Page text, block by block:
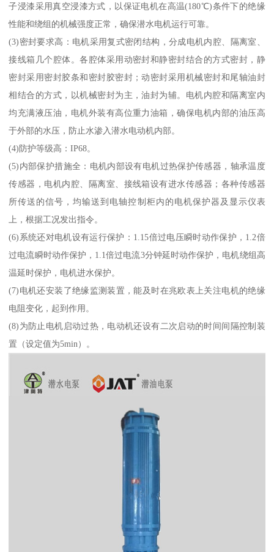
子浸漆采用真空浸漆方式，以保证电机在高温(180℃)条件下的绝缘
性能和绕组的机械强度正常，确保潜水电机运行可靠。
(3)密封要求高：电机采用复式密闭结构，分成电机内腔、隔离室、
接线箱几个腔体。各腔体采用动密封和静密封结合的方式密封，静
密封采用密封胶条和密封胶密封；动密封采用机械密封和尾轴油封
相结合的方式，以机械密封为主，油封为辅。电机内腔和隔离室内
均充满液压油，电机外装有高位重力油箱，确保电机内部的油压高
于外部的水压，防止水渗入潜水电动机内部。
(4)防护等级高：IP68。
(5)内部保护措施全：电机内部设有电机过热保护传感器，轴承温度
传感器，电机内腔、隔离室、接线箱设有进水传感器；各种传感器
所传送的信号，均输送到电轴控制柜内的电机保护器及显示仪表
上，根据工况发出指令。
(6)系统还对电机设有运行保护：1.15倍过电压瞬时动作保护，1.2倍
过电流瞬时动作保护，1.1倍过电流3分钟延时动作保护，电机绕组高
温延时保护，电机进水保护。
(7)电机还安装了绝缘监测装置，能及时在兆欧表上关注电机的绝缘
电阻变化，起到作用。
(8)为防止电机启动过热，电动机还设有二次启动的时间间隔控制装
置（设定值为5min）。